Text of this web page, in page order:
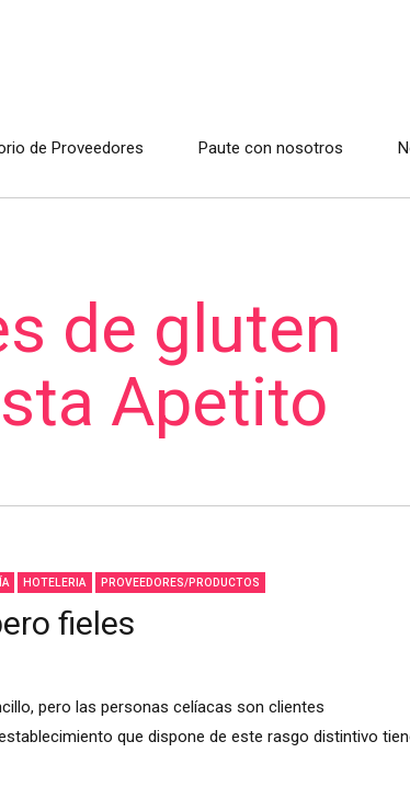
de Proveedores Paute con nosotros
de gluten
Apetito
HOTELERIA PROVEEDORES/PRODUCTOS
fieles
pero las personas celíacas son clientes
que dispone de este rasgo distintivo